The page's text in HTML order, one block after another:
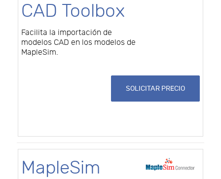
CAD Toolbox
Facilita la importación de
modelos CAD en los modelos de
MapleSim.
SOLICITAR PRECIO
MapleSim